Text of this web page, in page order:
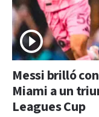
Messi brilló
Miami a un
Leagues Cup